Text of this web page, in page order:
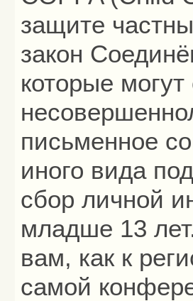
защите
закон
которые
письменное
иного вида
сбор личной
младше 13
вам, как к
самой